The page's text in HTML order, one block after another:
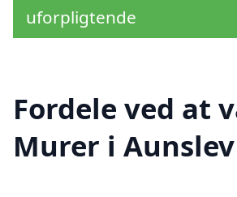
uforpligtende
Fordele ved at
Murer i Aunslev